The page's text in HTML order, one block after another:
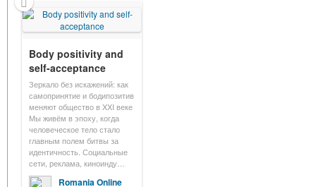
Body positivity and
self-acceptance
Зеркало без искажений: как
самопринятие и бодипозитив
меняют общество в XXI веке
Мы живём в эпоху, когда
человеческое тело стало
главным полем битвы за
идентичность. Социальные
сети, реклама, киноинду…
Romania Online